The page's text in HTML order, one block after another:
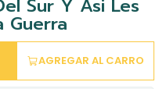
Guerra
AGREGAR AL CARRO